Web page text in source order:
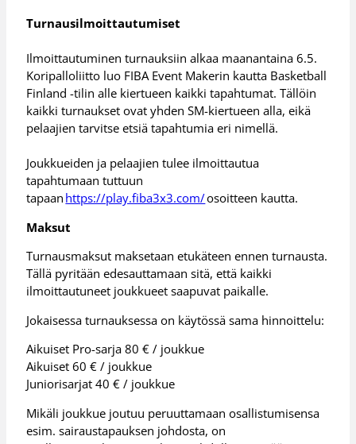
Turnausilmoittautumiset
Ilmoittautuminen turnauksiin alkaa maanantaina 6.5.
Koripalloliitto luo FIBA Event Makerin kautta Basketball
Finland -tilin alle kiertueen kaikki tapahtumat. Tällöin
kaikki turnaukset ovat yhden SM-kiertueen alla, eikä
pelaajien tarvitse etsiä tapahtumia eri nimellä.
Joukkueiden ja pelaajien tulee ilmoittautua
tapahtumaan tuttuun
tapaan https://play.fiba3x3.com/osoitteen kautta.
Maksut
Turnausmaksut maksetaan etukäteen ennen turnausta.
Tällä pyritään edesauttamaan sitä, että kaikki
ilmoittautuneet joukkueet saapuvat paikalle.
Jokaisessa turnauksessa on käytössä sama hinnoittelu:
Aikuiset Pro-sarja 80 € / joukkue
Aikuiset 60 € / joukkue
Juniorisarjat 40 € / joukkue
Mikäli joukkue joutuu peruuttamaan osallistumisensa
esim. sairaustapauksen johdosta, on